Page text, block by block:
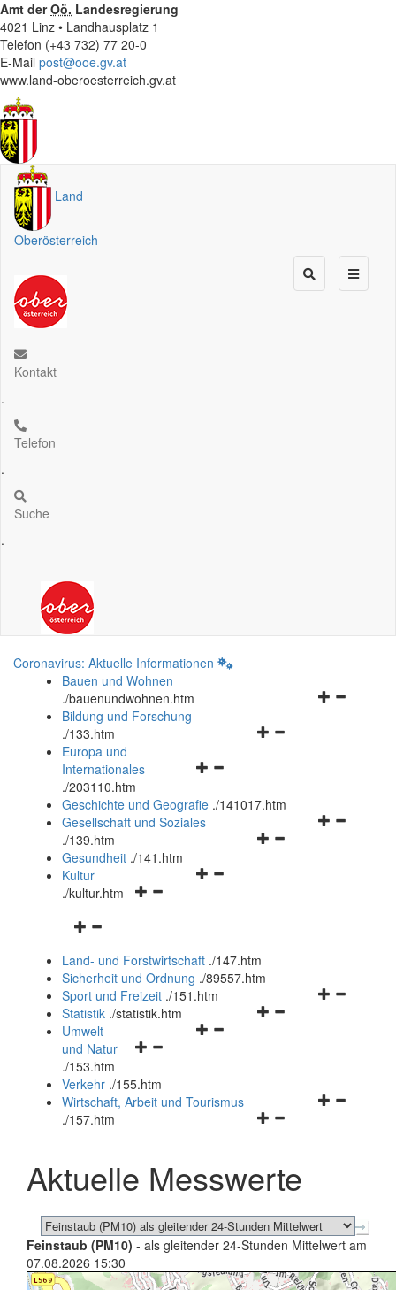
Amt derOö. Landesregierung
4021 Linz • Landhausplatz 1
Telefon (+43 732) 77 20-0
E-Mail post@ooe.gv.at
www.land-oberoesterreich.gv.at
Land
Oberösterreich
Kontakt
.
Telefon
.
Suche
.
Coronavirus: Aktuelle Informationen
Bauen und Wohnen
./bauenundwohnen.htm
Navigationsmenü
Bildung und Forschung
./133.htm
Navigationsmenü
und
schließen
Europa und
Internationales
./203110.htm
Geschichte und Geografie ./141017.htm
Navigationsmenü
Gesellschaft und Soziales
./139.htm
Navigationsmenü
Gesundheit ./141.htm
Navigationsmenü
Kultur
./kultur.htm
Navigationsmenü
und
schließen
Land- und Forstwirtschaft ./147.htm
Sicherheit und Ordnung ./89557.htm
Navigationsmenü
Sport und Freizeit ./151.htm
Navigationsmenü
Statistik ./statistik.htm
Navigationsmenü
und
schließen
Umwelt
und Natur
./153.htm
Verkehr ./155.htm
Navigationsmenü
schließen
Wirtschaft, Arbeit und Tourismus
./157.htm
Aktuelle Messwerte
Feinstaub (PM10) - als gleitender 24-Stunden Mittelwert am
07.08.2026 15:30